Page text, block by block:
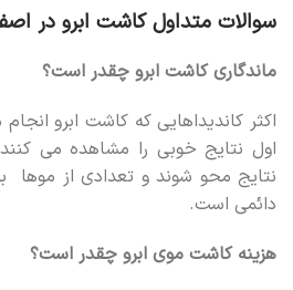
سوالات متداول کاشت ابرو در
ماندگاری کاشت ابرو چقدر است؟
اکثر کاندیداهایی که کاشت ابرو
اول نتایج خوبی را مشاهده می
نتایج محو شوند و تعدادی از موها
دائمی است.
هزینه کاشت موی ابرو چقدر است؟